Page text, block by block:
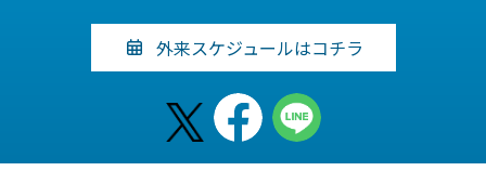
外来スケジュールはコチラ